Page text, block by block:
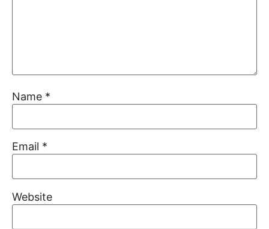
Name *
Email *
Website